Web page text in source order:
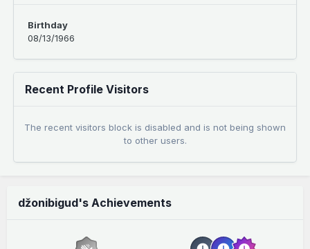
Birthday
08/13/1966
Recent Profile Visitors
The recent visitors block is disabled and is not being shown
to other users.
džonibigud's Achievements